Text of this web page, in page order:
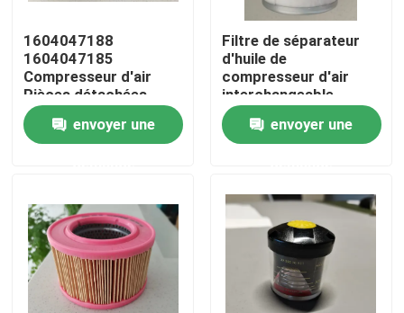
Maison
Produits
Au sujet de nous
Visite d'usine
1604047188
1604047185
Compresseur d'air
Pièces détachées
Atlas Copco Xas-186
Xahs-146 Xats-156
envoyer une
Filtre de séparateur
d'huile de
compresseur d'air
interchangeable
2911006800
2911006801
1605073600
1615769500
envoyer une